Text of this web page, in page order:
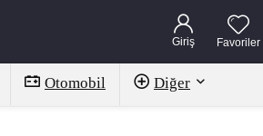
Giriş Favoriler
Otomobil Diğer